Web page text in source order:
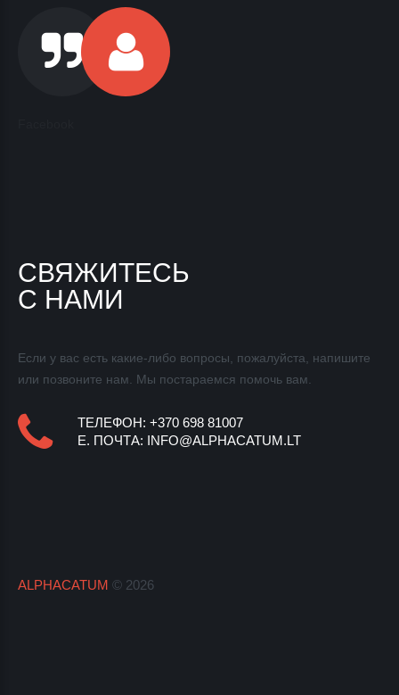
СВЯЖИТЕСЬ
С НАМИ
Если у вас есть какие-либо вопросы, пожалуйста, напишите
или позвоните нам. Мы постараемся помочь вам.
ТЕЛЕФОН: +370 698 81007
E. ПОЧТА: INFO@ALPHACATUM.LT
ALPHACATUM © 2026